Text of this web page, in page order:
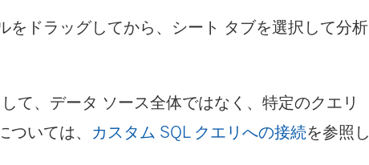
をドラッグしてから、シート タブを選択して分析
て、データ ソース全体ではなく、特定のクエリ
ついては、 カスタム SQL クエリへの接続を参照し